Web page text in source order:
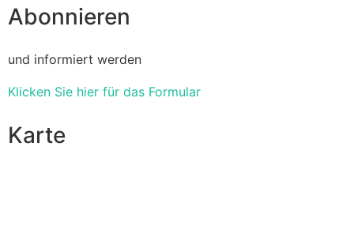
Abonnieren
und informiert werden
Klicken Sie hier für das Formular
Karte